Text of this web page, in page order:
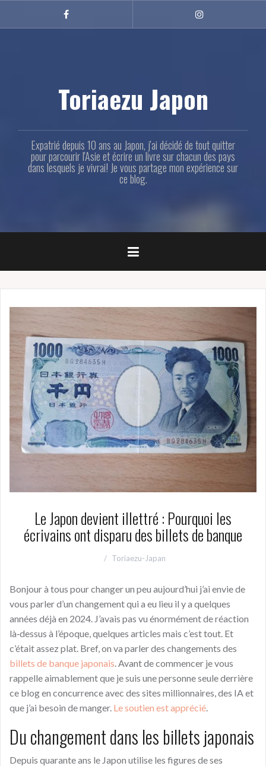
Facebook
Toriaezu Japon
Expatrié depuis 10 ans au Japon, j'ai décidé de tout quitter
pour parcourir l'Asie et écrire un livre sur chacun des pays
dans lesquels je vivrai! Je vous partage mon expérience sur
ce blog.
Le Japon devient illettré : Pourquoi les
écrivains ont disparu des billets de banque
Toriaezu-Japan
Bonjour à tous pour changer un peu aujourd’hui j’ai envie de
vous parler d’un changement qui a eu lieu il y a quelques
années déjà en 2024. J’avais pas vu énormément de réaction
là‑dessus à l’époque, quelques articles mais c’est tout. Et
c’était assez plat. Bref, on va parler des changements des
billets de banque japonais. Avant de commencer je vous
rappelle aimablement que je suis une personne seule derrière
ce blog en concurrence avec des sites millionnaires, des IA et
que j’ai besoin de manger. Le soutien est apprécié.
Du changement dans les billets japonais
Depuis quarante ans le Japon utilise les figures de ses